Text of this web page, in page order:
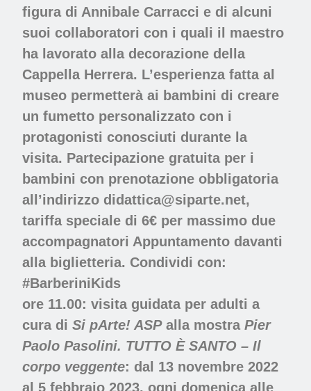
figura di Annibale Carracci e di alcuni
suoi collaboratori con i quali il maestro
ha lavorato alla decorazione della
Cappella Herrera. L’esperienza fatta al
museo permetterà ai bambini di creare
un fumetto personalizzato con i
protagonisti conosciuti durante la
visita. Partecipazione gratuita per i
bambini con prenotazione obbligatoria
all’indirizzo didattica@siparte.net,
tariffa speciale di 6€ per massimo due
accompagnatori Appuntamento davanti
alla biglietteria. Condividi con:
#BarberiniKids
ore 11.00: visita guidata per adulti a
cura di Si pArte! ASPalla mostra Pier
Paolo Pasolini. TUTTO È SANTO – Il
corpo veggente: dal 13 novembre 2022
al 5 febbraio 2023, ogni domenica alle